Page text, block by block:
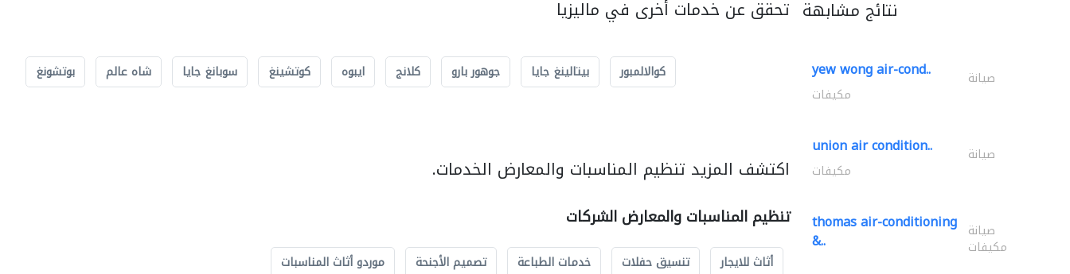
تحقق عن خدمات أخرى في ماليزيا
كوالالمبور بيتالينغ جايا جوهور بارو كلانج ايبوه كوتشينغ سوبانغ جايا شاه عالم بوتشونغ
اكتشف المزيد تنظيم المناسبات والمعارض الخدمات.
تنظيم المناسبات والمعارض الشركات
أثاث للايجار تنسيق حفلات خدمات الطباعة تصميم الأجنحة موردو أثاث المناسبات
نتائج مشابهة
yew wong air-cond.. صيانة
مكيفات
union air condition.. صيانة
مكيفات
thomas air-conditioning
&.. صيانة
مكيفات